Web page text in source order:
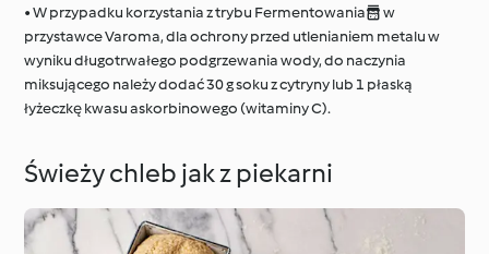
• W przypadku korzystania z trybu Fermentowania w
przystawce Varoma, dla ochrony przed utlenianiem metalu w
wyniku długotrwałego podgrzewania wody, do naczynia
miksującego należy dodać 30 g soku z cytryny lub 1 płaską
łyżeczkę kwasu askorbinowego (witaminy C).
Świeży chleb jak z piekarni